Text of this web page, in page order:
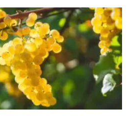
at ei
b
o
Li
n
k